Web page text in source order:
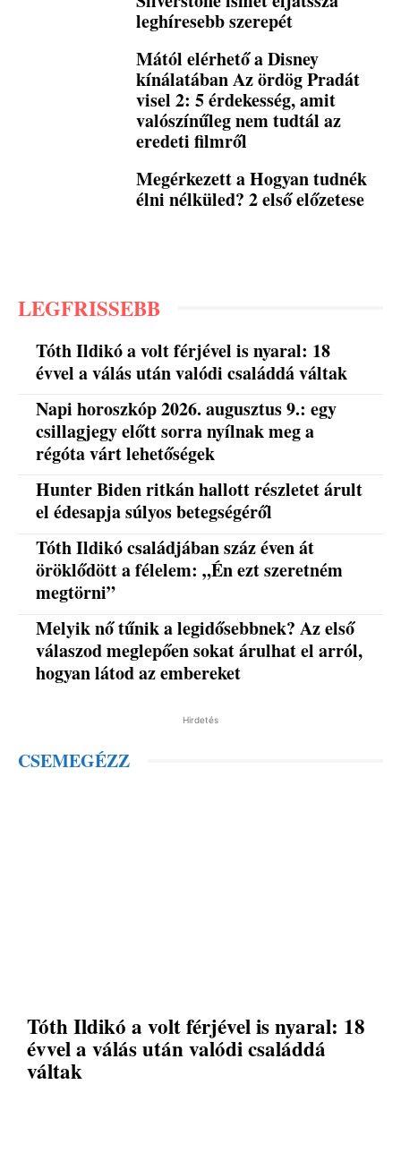
leghíresebb szerepét
Mától elérhető a Disney
kínálatában Az ördög Pradát
visel 2: 5 érdekesség, amit
valószínűleg nem tudtál az
eredeti filmről
Megérkezett a Hogyan tudnék
élni nélküled? 2 első előzetese
LEGFRISSEBB
Tóth Ildikó a volt férjével is nyaral: 18
évvel a válás után valódi családdá váltak
Napi horoszkóp 2026. augusztus 9.: egy
csillagjegy előtt sorra nyílnak meg a
régóta várt lehetőségek
Hunter Biden ritkán hallott részletet árult
el édesapja súlyos betegségéről
Tóth Ildikó családjában száz éven át
öröklődött a félelem: „Én ezt szeretném
megtörni”
Melyik nő tűnik a legidősebbnek? Az első
válaszod meglepően sokat árulhat el arról,
hogyan látod az embereket
Hirdetés
CSEMEGÉZZ
Tóth Ildikó a volt férjével is nyaral: 18
évvel a válás után valódi családdá
váltak